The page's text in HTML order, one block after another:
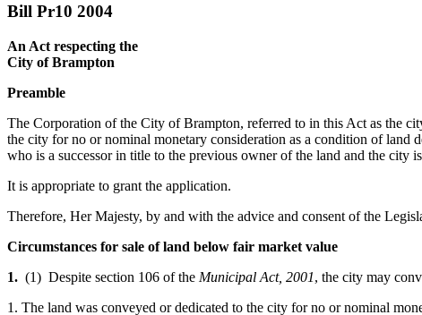
Bill Pr10 2004
An Act respecting the
City of Brampton
Preamble
The Corporation of the City of Brampton, referred to in this Act as the
the city for no or nominal monetary consideration as a condition of land
who is a successor in title to the previous owner of the land and the city
It is appropriate to grant the application.
Therefore, Her Majesty, by and with the advice and consent of the
Circumstances for sale of land below fair market value
1. (1) Despite section 106 of the Municipal Act, 2001, the city may
1. The land was conveyed or dedicated to the city for no or nominal